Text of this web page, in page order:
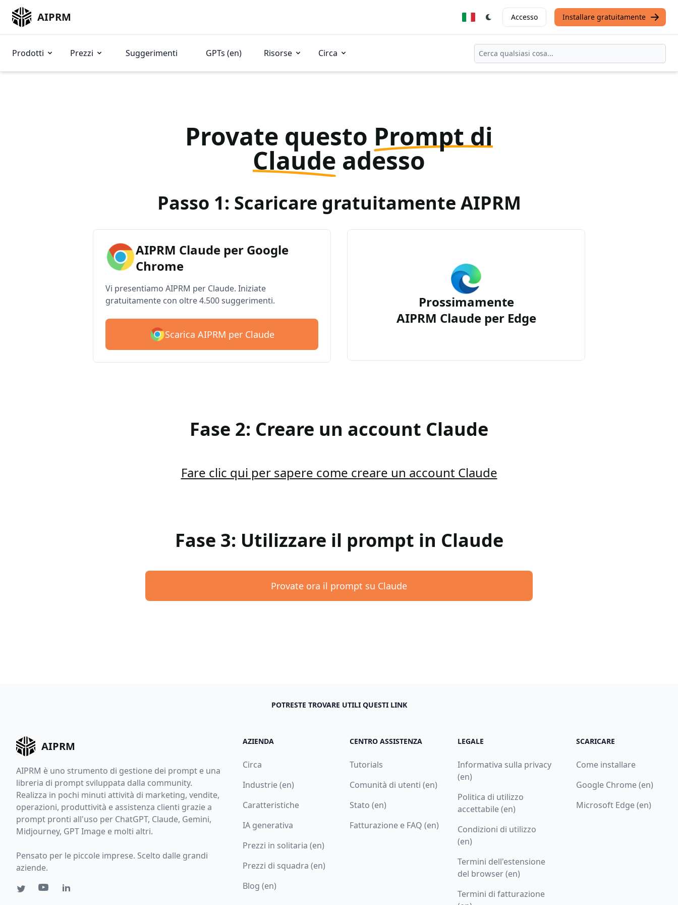
AIPRM Accesso Installare gratuitamente
Prodotti Prezzi Suggerimenti GPTs (en) Risorse Circa
Provate questo Prompt di
Claude adesso
Passo 1: Scaricare gratuitamente AIPRM
AIPRM Claude per Google
Chrome
Vi presentiamo AIPRM per Claude. Iniziate
gratuitamente con oltre 4.500 suggerimenti.
Scarica AIPRM per Claude
Prossimamente
AIPRM Claude per Edge
Fase 2: Creare un account Claude
Fare clic qui per sapere come creare un account Claude
Fase 3: Utilizzare il prompt in Claude
Provate ora il prompt su Claude
POTRESTE TROVARE UTILI QUESTI LINK
AIPRM
AIPRM è uno strumento di gestione dei prompt e una
libreria di prompt sviluppata dalla community.
Realizza in pochi minuti attività di marketing, vendite,
operazioni, produttività e assistenza clienti grazie a
prompt pronti all'uso per ChatGPT, Claude, Gemini,
Midjourney, GPT Image e molti altri.
Pensato per le piccole imprese. Scelto dalle grandi
aziende.
AZIENDA
Circa
Industrie (en)
Caratteristiche
IA generativa
Prezzi in solitaria (en)
Prezzi di squadra (en)
Blog (en)
CENTRO ASSISTENZA
Tutorials
Comunità di utenti (en)
Stato (en)
Fatturazione e FAQ (en)
LEGALE
Informativa sulla privacy
(en)
Politica di utilizzo
accettabile (en)
Condizioni di utilizzo
(en)
Termini dell'estensione
del browser (en)
Termini di fatturazione
SCARICARE
Come installare
Google Chrome (en)
Microsoft Edge (en)